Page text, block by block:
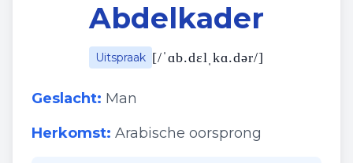
Abdelkader
Uitspraak [/ˈɑb.dɛlˌkɑ.dər/]
Geslacht: Man
Herkomst: Arabische oorsprong